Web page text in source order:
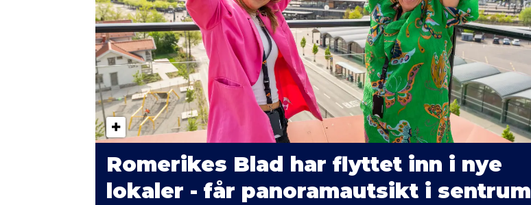
Romerikes Blad har flyttet inn i nye
lokaler - får panoramautsikt i sentrum